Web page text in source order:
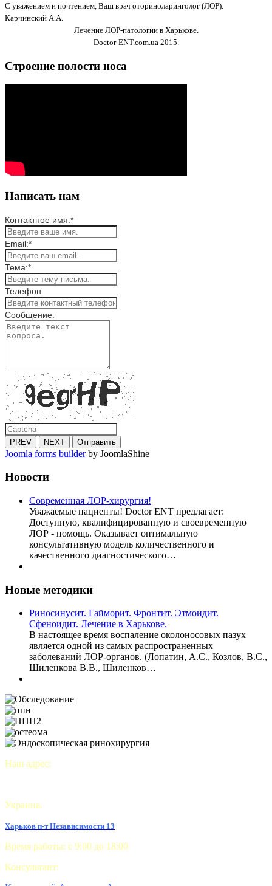
С уважением и почтением, Ваш врач оториноларинголог (ЛОР).
Карчинский А.А.
Лечение ЛОР-патологии в Харькове.
Doctor-ENT.com.ua 2015.
Строение полости носа
Написать нам
Контактное имя:*
Email:*
Тема:*
Телефон:
Сообщение:
PREV NEXT Отправить
Joomla forms builderby JoomlaShine
Новости
Современная ЛОР-хирургия!
Уважаемые пациенты! Doctor ENT предлагает:
Доступную, квалифицированную и своевременную
ЛОР - помощь. Оказывает оптимальную
консультативную модель количественного и
качественного диагностического…
Новые методики
Риносинусит. Гайморит. Фронтит. Этмоидит.
Сфеноидит. Лечение в Харькове.
В настоящее время воспаление околоносовых пазух
является одной из самых распространенных
заболеваний ЛОР-органов. (Лопатин, А.С., Козлов, В.С.,
Шиленкова В.В., Шиленков…
Наш адрес:
Украина.
Харьков п-т Независимости 13
Время работы: с 9:00 до 18:00
Консультант: